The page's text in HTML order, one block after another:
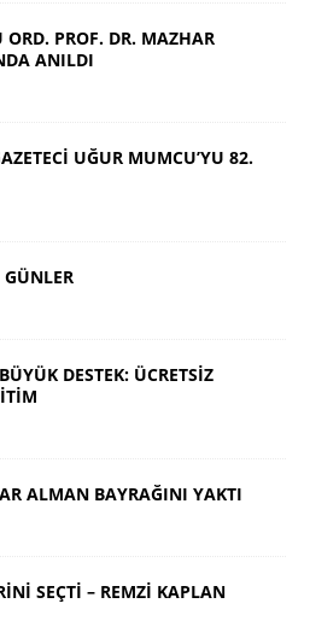
ORD. PROF. DR. MAZHAR
ANILDI
UĞUR MUMCU’YU 82.
DESTEK: ÜCRETSİZ
ALMAN BAYRAĞINI YAKTI
SEÇTİ – REMZİ KAPLAN